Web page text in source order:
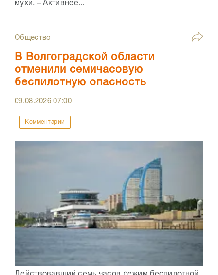
мухи. – Активнее...
Общество
В Волгоградской области
отменили семичасовую
беспилотную опасность
09.08.202607:00
Комментарии